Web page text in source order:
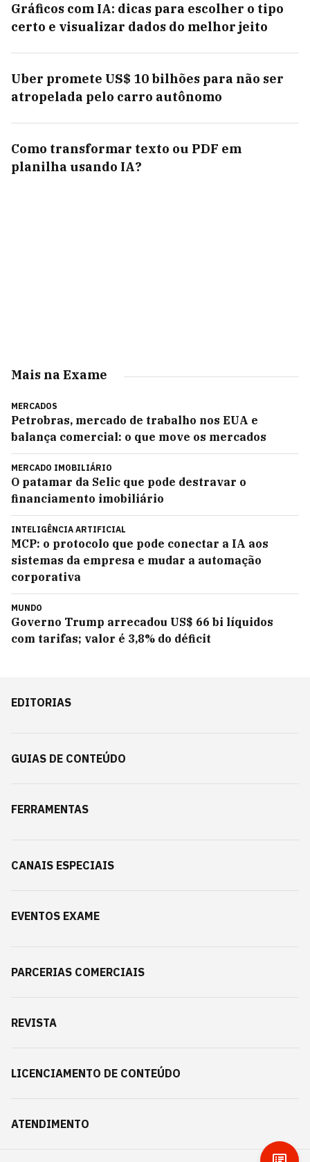
Gráficos com IA: dicas para escolher o tipo
certo e visualizar dados do melhor jeito
Uber promete US$ 10 bilhões para não ser
atropelada pelo carro autônomo
Como transformar texto ou PDF em
planilha usando IA?
Mais na Exame
MERCADOS
Petrobras, mercado de trabalho nos EUA e
balança comercial: o que move os mercados
MERCADO IMOBILIÁRIO
O patamar da Selic que pode destravar o
financiamento imobiliário
INTELIGÊNCIA ARTIFICIAL
MCP: o protocolo que pode conectar a IA aos
sistemas da empresa e mudar a automação
corporativa
MUNDO
Governo Trump arrecadou US$ 66 bi líquidos
com tarifas; valor é 3,8% do déficit
EDITORIAS
GUIAS DE CONTEÚDO
FERRAMENTAS
CANAIS ESPECIAIS
EVENTOS EXAME
PARCERIAS COMERCIAIS
REVISTA
LICENCIAMENTO DE CONTEÚDO
ATENDIMENTO